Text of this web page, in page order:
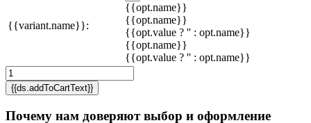
{{variant.name}}:
{{opt.name}}
{{opt.name}}
{{opt.value ? '' : opt.name}}
{{opt.name}}
{{opt.value ? '' : opt.name}}
{{ds.addToCartText}}
Почему нам доверяют выбор и оформление